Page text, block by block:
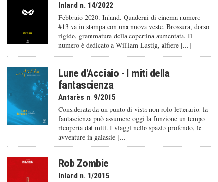
Inland n. 14/2022
Febbraio 2020. Inland. Quaderni di cinema numero
#13 va in stampa con una nuova veste. Brossura, dorso
rigido, grammatura della copertina aumentata. Il
numero è dedicato a William Lustig, alfiere [...]
Lune d'Acciaio - I miti della
fantascienza
Antarès n. 9/2015
Considerata da un punto di vista non solo letterario, la
fantascienza può assumere oggi la funzione un tempo
ricoperta dai miti. I viaggi nello spazio profondo, le
avventure in galassie [...]
Rob Zombie
Inland n. 1/2015